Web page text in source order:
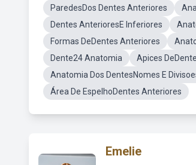
ParedesDos Dentes Anteriores
Dentes AnterioresE Inferiores
Formas DeDentes Anteriores
Dente24 Anatomia
Apices
Anatomia Dos DentesNomes E
Área De EspelhoDentes Anteriores
Emelie